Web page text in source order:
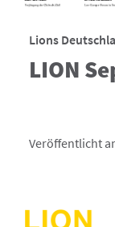
Lions
LION
Veröffentlicht